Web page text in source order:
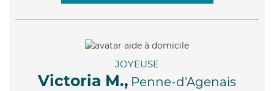
JOYEUSE
Victoria M., Penne-d'Agenais